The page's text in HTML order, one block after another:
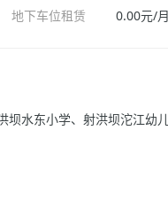
地下车位租赁 0.00元/
坝水东小学、射洪坝沱江幼